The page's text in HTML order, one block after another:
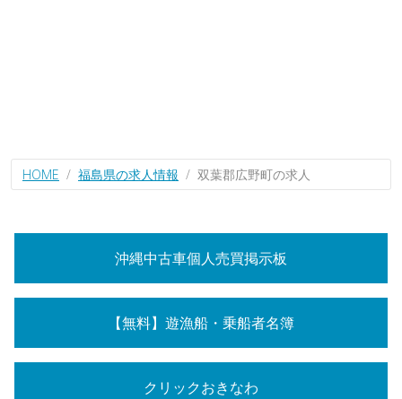
HOME 福島県の求人情報 双葉郡広野町の求人
沖縄中古車個人売買掲示板
【無料】遊漁船・乗船者名簿
クリックおきなわ